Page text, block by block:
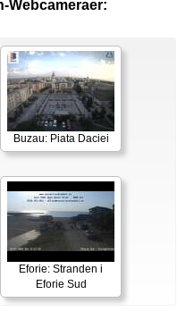
Webcameraer:
Buzau: Piata Daciei
Eforie: Stranden i
Eforie Sud